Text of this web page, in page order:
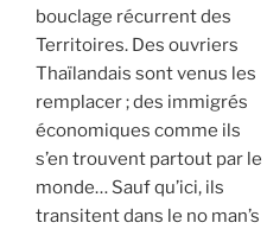
bouclage récurrent des
Territoires. Des ouvriers
Thaïlandais sont venus les
remplacer ; des immigrés
économiques comme ils
s’en trouvent partout par le
monde… Sauf qu’ici, ils
transitent dans le no man’s